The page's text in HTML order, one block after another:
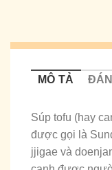
MÔ TẢ
Súp tofu (hay
được gọi là
jjigae và